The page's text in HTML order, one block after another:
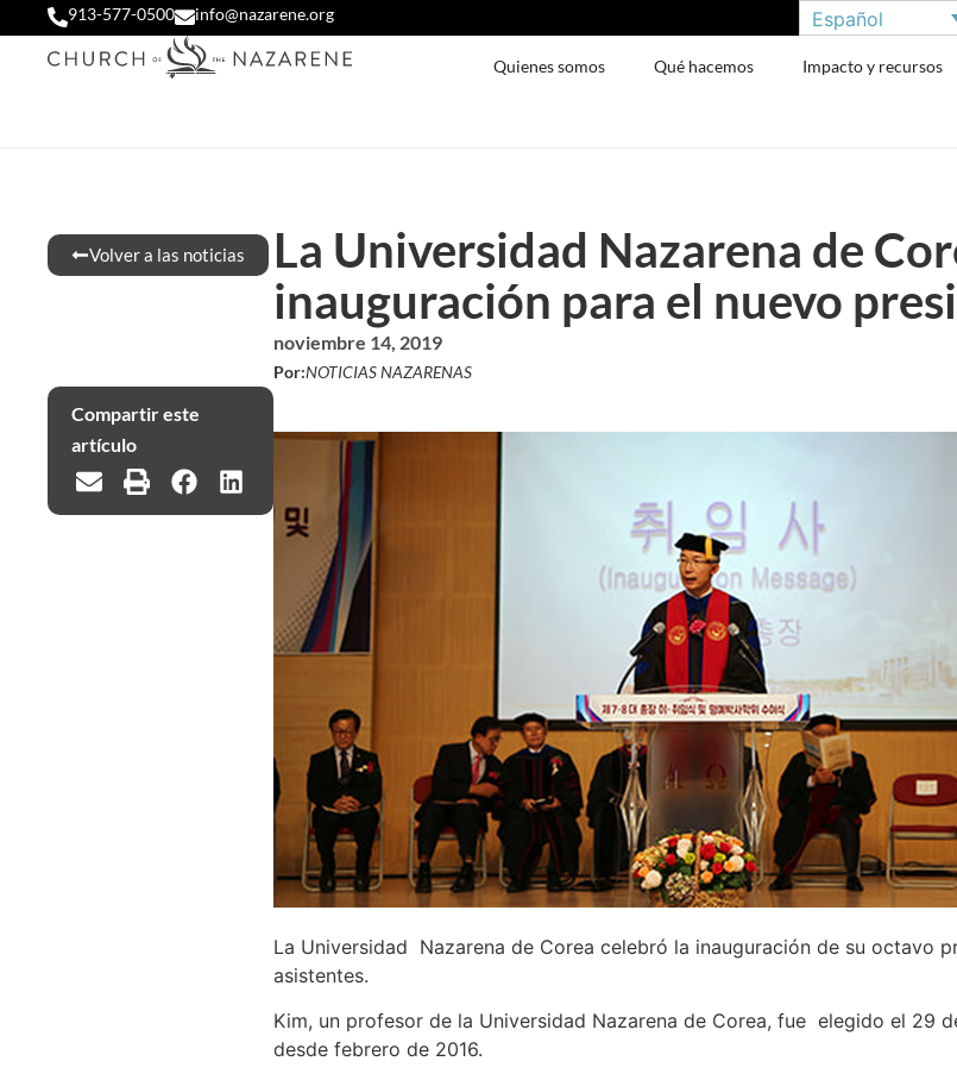
913-577-0500 info@nazarene.org Español
Quienes somos Qué hacemos Impacto y recursos
Volver a las noticias
La Universidad Nazarena de
inauguración para el nuevo
noviembre 14, 2019
Por:NOTICIAS NAZARENAS
Compartir este
artículo
La Universidad Nazarena de Corea celebró la inauguración de su octavo
asistentes.
Kim, un profesor de la Universidad Nazarena de Corea, fue elegido el 29
desde febrero de 2016.